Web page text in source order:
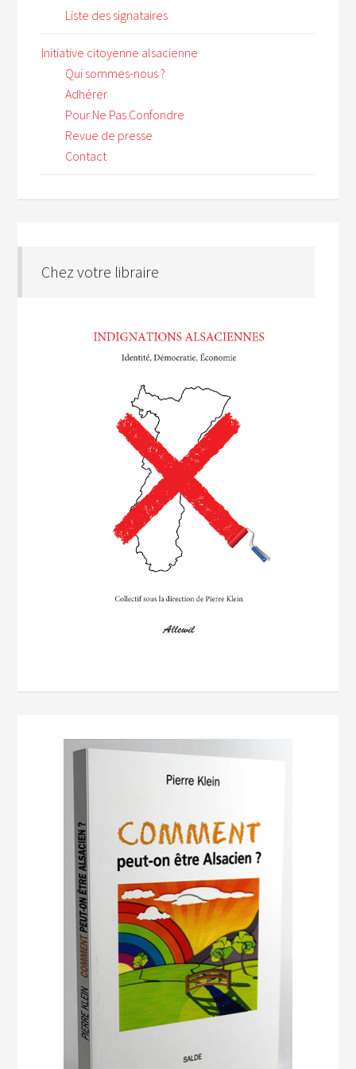
Liste des signataires
Initiative citoyenne alsacienne
Qui sommes-nous ?
Adhérer
Pour Ne Pas Confondre
Revue de presse
Contact
Chez votre libraire